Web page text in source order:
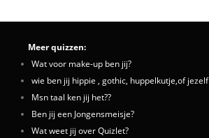
Meer quizzen:
Wat voor make-up ben jij?
wie ben jij hippie , gothic, huppelkutje,of jezelf
Msn taal ken jij het??
Ben jij een Jongensmeisje?
Wat weet jij over Quizlet?